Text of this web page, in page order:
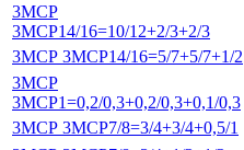
3МСР
3МСР14/16=10/12+2/3+2/3
3МСР 3МСР14/16=5/7+5/7+1/2
3МСР
3МСР1=0,2/0,3+0,2/0,3+0,1/0,3
3МСР 3МСР7/8=3/4+3/4+0,5/1